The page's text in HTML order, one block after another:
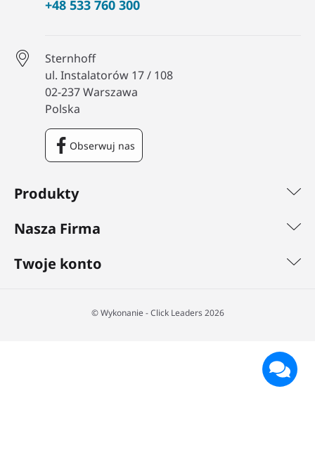
Produkty
Nasza Firma
Twoje konto
+48 533 760 300
Sternhoff
ul. Instalatorów 17 / 108
02-237 Warszawa
Polska
Obserwuj nas
Facebook
©️ Wykonanie - Click Leaders 2026